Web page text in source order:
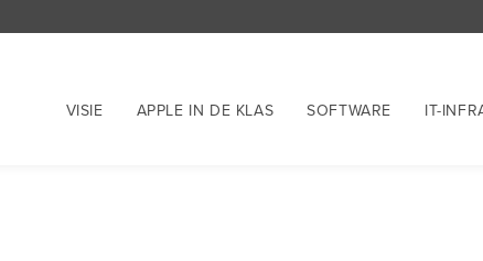
VISIE APPLE IN DE KLAS SOFTWARE IT-